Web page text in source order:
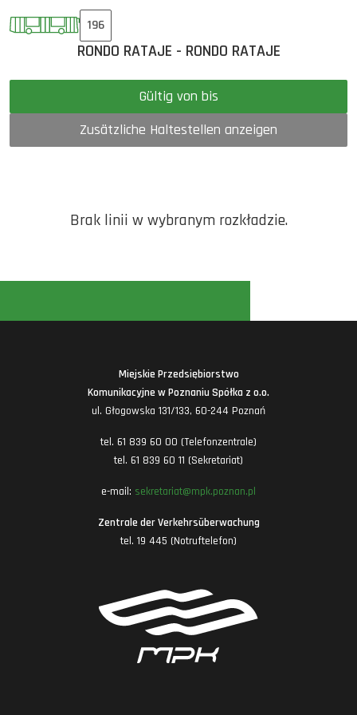
196
RONDO RATAJE - RONDO RATAJE
Gültig von bis
Zusätzliche Haltestellen anzeigen
Brak linii w wybranym rozkładzie.
Miejskie Przedsiębiorstwo
Komunikacyjne w Poznaniu Spółka z o.o.
ul. Głogowska 131/133, 60-244 Poznań
tel. 61 839 60 00 (Telefonzentrale)
tel. 61 839 60 11 (Sekretariat)
e-mail: sekretariat@mpk.poznan.pl
Zentrale der Verkehrsüberwachung
tel. 19 445 (Notruftelefon)